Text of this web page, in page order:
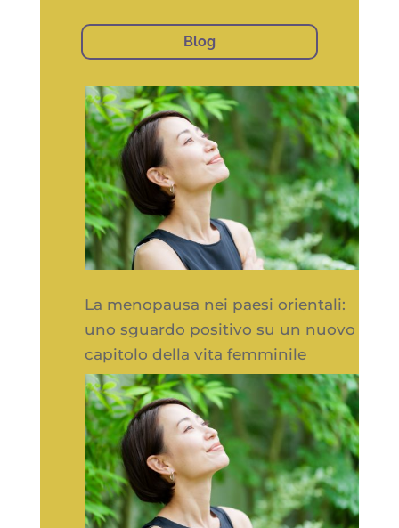
Blog
La menopausa nei paesi orientali:
uno sguardo positivo su un nuovo
capitolo della vita femminile